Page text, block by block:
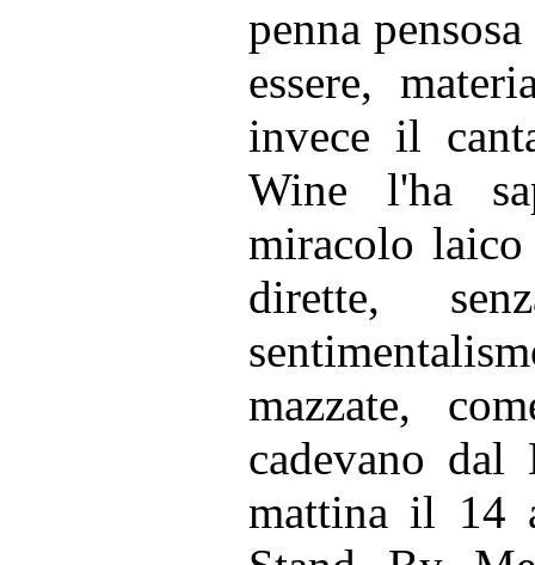
penna
essere,
invece il
Wine l'ha
miracolo
dirette,
mazzate,
cadevano
mattina il 14